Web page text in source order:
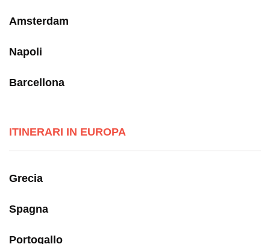
Amsterdam
Napoli
Barcellona
ITINERARI IN EUROPA
Grecia
Spagna
Portogallo